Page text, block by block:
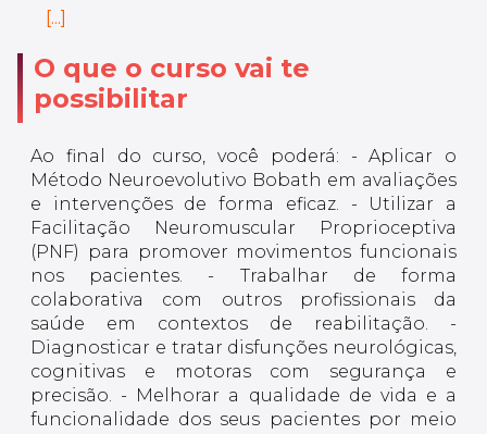
[...]
O que o curso vai te
possibilitar
Ao final do curso, você poderá: - Aplicar o
Método Neuroevolutivo Bobath em avaliações
e intervenções de forma eficaz. - Utilizar a
Facilitação Neuromuscular Proprioceptiva
(PNF) para promover movimentos funcionais
nos pacientes. - Trabalhar de forma
colaborativa com outros profissionais da
saúde em contextos de reabilitação. -
Diagnosticar e tratar disfunções neurológicas,
cognitivas e motoras com segurança e
precisão. - Melhorar a qualidade de vida e a
funcionalidade dos seus pacientes por meio